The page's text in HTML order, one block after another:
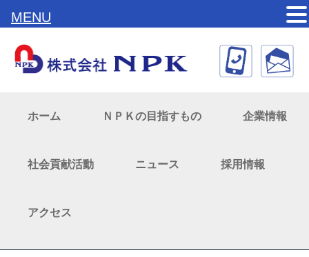
ホーム ＮＰＫの目指すもの 企業情報
社会貢献活動 ニュース 採用情報
アクセス
MENU